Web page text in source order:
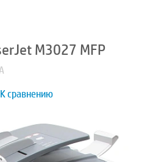
M3027 MFP
К сравнению